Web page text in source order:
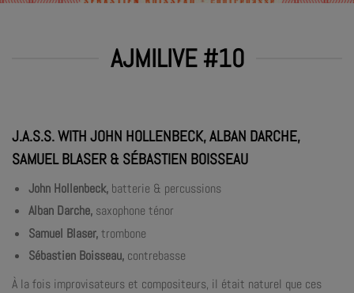
AJMILIVE #10
J.A.S.S. WITH JOHN HOLLENBECK, ALBAN DARCHE,
SAMUEL BLASER & SÉBASTIEN BOISSEAU
John Hollenbeck,batterie & percussions
Alban Darche, saxophone ténor
Samuel Blaser,trombone
Sébastien Boisseau, contrebasse
À la fois improvisateurs et compositeurs, il était naturel que ces